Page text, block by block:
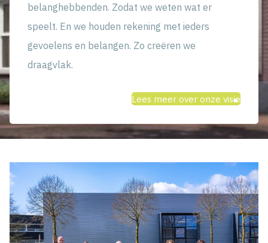
belanghebbenden. Zodat we weten wat er
speelt. En we houden rekening met ieders
gevoelens en belangen. Zo creëren we
draagvlak.
Lees meer over onze visie